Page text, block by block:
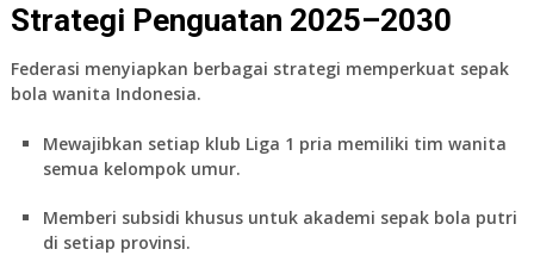
Strategi Penguatan 2025–2030
Federasi menyiapkan berbagai strategi memperkuat sepak
bola wanita Indonesia.
Mewajibkan setiap klub Liga 1 pria memiliki tim wanita
semua kelompok umur.
Memberi subsidi khusus untuk akademi sepak bola putri
di setiap provinsi.